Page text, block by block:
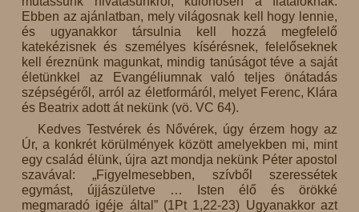
Ebben az ajánlatban, mely világosnak kell hogy lennie,
és ugyanakkor társulnia kell hozzá megfelelő
katekézisnek és személyes kísérésnek, felelőseknek
kell éreznünk magunkat, mindig tanúságot téve a saját
életünkkel az Evangéliumnak való teljes önátadás
szépségéről, arról az életformáról, melyet Ferenc, Klára
és Beatrix adott át nekünk (vö. VC 64).
Kedves Testvérek és Nővérek, úgy érzem hogy az
Úr, a konkrét körülmények között amelyekben mi, mint
egy család élünk, újra azt mondja nekünk Péter apostol
szavával: „Figyelmesebben, szívből szeressétek
egymást, újjászületve … Isten élő és örökké
megmaradó igéje által” (1Pt 1,22-23) Ugyanakkor azt